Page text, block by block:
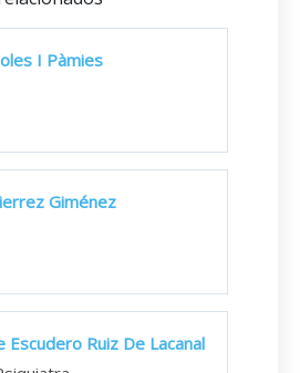
I Pàmies
Giménez
Escudero Ruiz De Lacanal